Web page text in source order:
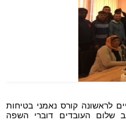
לראשונה קורס נאמני בטיחות
שלום העובדים דוברי השפה